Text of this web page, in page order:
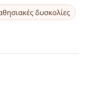
δυσκολίες